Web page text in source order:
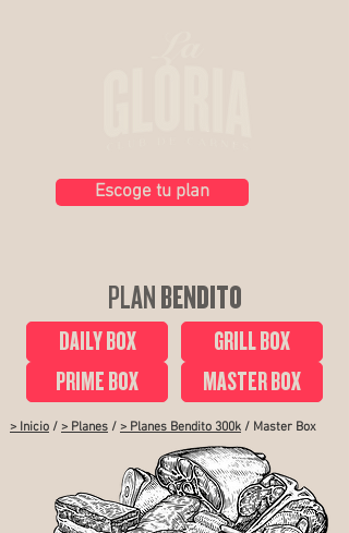
Escoge tu plan
PLANBENDITO
DAILY BOX
PRIME BOX
GRILL BOX
MASTER BOX
> Inicio / > Planes / > Planes Bendito 300k / Master Box